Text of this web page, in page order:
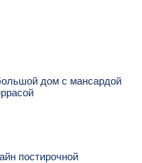
дом с мансардой
постирочной